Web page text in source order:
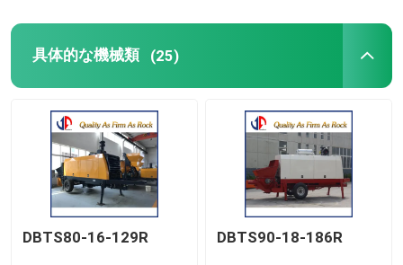
具体的な機械類 (25)
DBTS80-16-129R DBTS90-18-186R